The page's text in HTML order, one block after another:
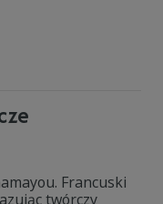
Francuski
twórczy